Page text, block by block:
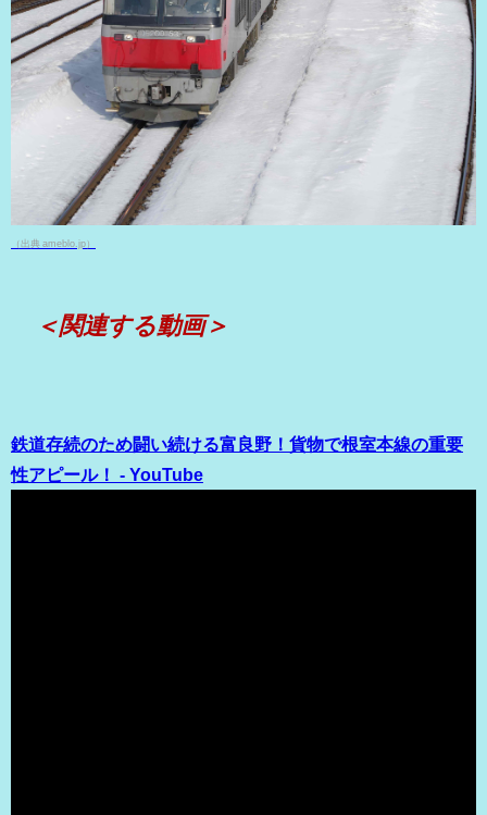
（出典 ameblo.jp）
＜関連する動画＞
鉄道存続のため闘い続ける富良野！貨物で根室本線の重要
性アピール！ - YouTube